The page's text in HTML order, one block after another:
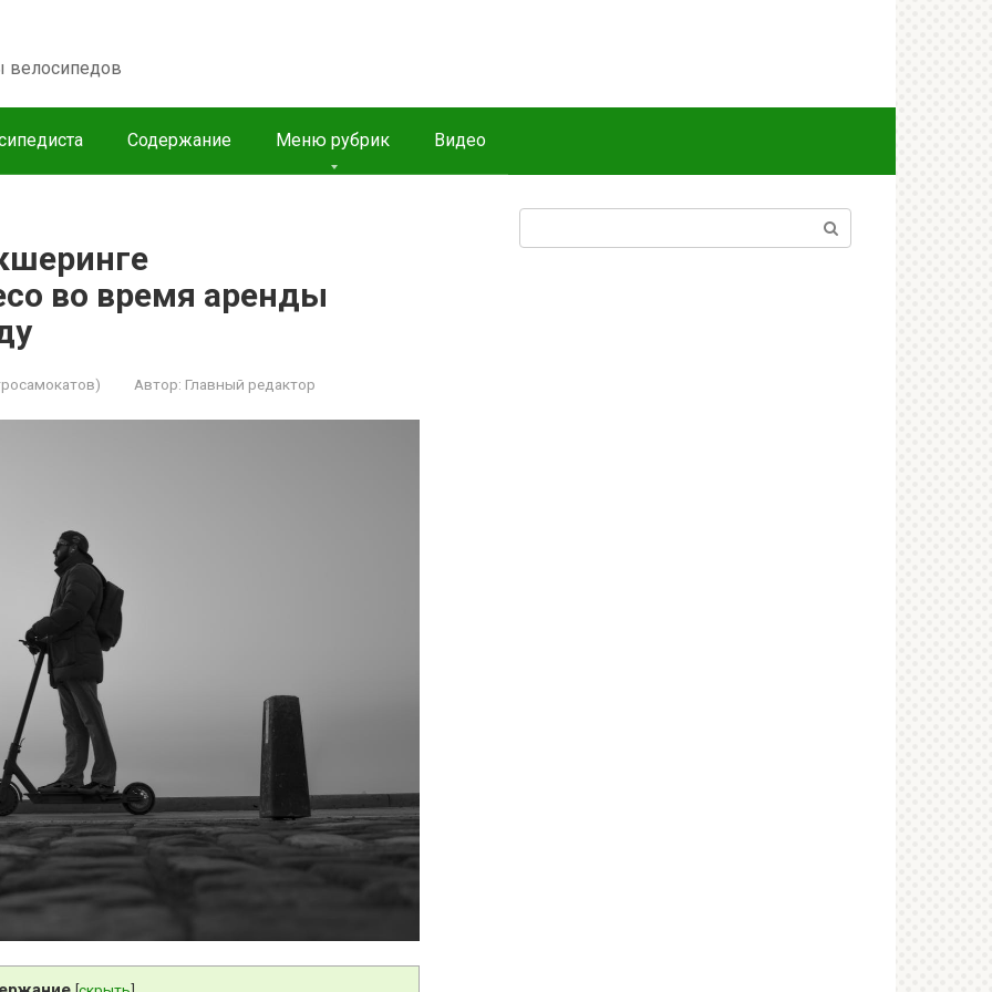
велосипедов
Содержание Меню рубрик Видео
во время аренды
Автор: Главный редактор